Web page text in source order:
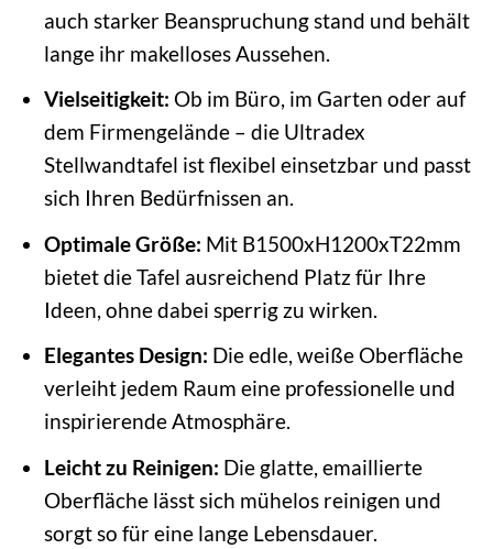
auch starker Beanspruchung stand und behält
lange ihr makelloses Aussehen.
Vielseitigkeit: Ob im Büro, im Garten oder auf
dem Firmengelände – die Ultradex
Stellwandtafel ist flexibel einsetzbar und passt
sich Ihren Bedürfnissen an.
Optimale Größe: Mit B1500xH1200xT22mm
bietet die Tafel ausreichend Platz für Ihre
Ideen, ohne dabei sperrig zu wirken.
Elegantes Design: Die edle, weiße Oberfläche
verleiht jedem Raum eine professionelle und
inspirierende Atmosphäre.
Leicht zu Reinigen: Die glatte, emaillierte
Oberfläche lässt sich mühelos reinigen und
sorgt so für eine lange Lebensdauer.